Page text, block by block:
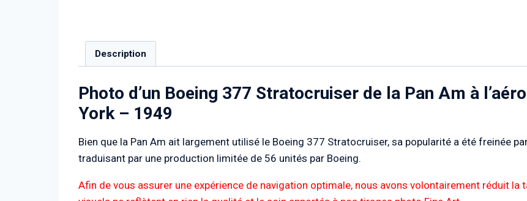
Description
Photo d’un Boeing 377 Stratocruiser de la Pan Am à
York – 1949
Bien que la Pan Am ait largement utilisé le Boeing 377 Stratocruiser, sa popularité a été freinée
traduisant par une production limitée de 56 unités par Boeing.
Afin de vous assurer une expérience de navigation optimale, nous avons volontairement réduit la